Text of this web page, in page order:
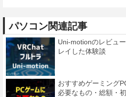
パソコン関連記事
Uni-motionのレビュ
レイした体験談
おすすめゲーミング
必要なもの・総額・